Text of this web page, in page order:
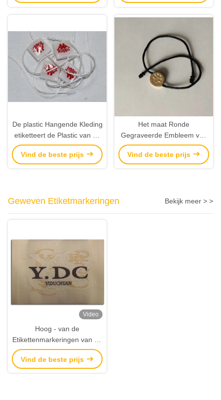
De plastic Hangende Kleding
etiketteert de Plastic van de
de Dekkingsoppervlakte van
de Verbindingsmarkering
Vind de beste prijs
Het maat Ronde
Gegraveerde Embleem van
Metaalhang tags brand tags
for Kleding
Vind de beste prijs
Geweven Etiketmarkeringen Bekijk meer > >
Video
Hoog - van de
Etikettenmarkeringen van de
dichtheids het Douane
Geweven Hals Overhemd
Vind de beste prijs